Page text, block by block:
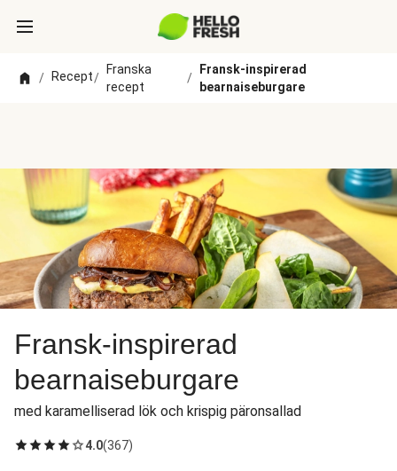
/ Recept/
Franska
recept
/
Fransk-inspirerad
bearnaiseburgare
Fransk-inspirerad
bearnaiseburgare
med karamelliserad lök och krispig päronsallad
4.0(367)